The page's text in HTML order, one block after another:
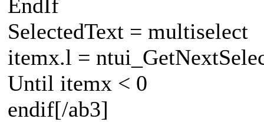
EndIf
SelectedText = multiselect
itemx.l =
Until itemx < 0
endif[/ab3]